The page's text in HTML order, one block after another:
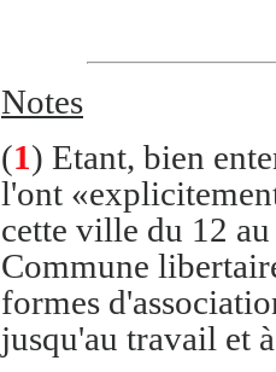
Notes
(1) Etant, bien
l'ont
cette ville du 12
Commune
formes
jusqu'au travail et